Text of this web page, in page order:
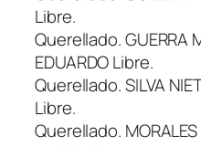
Libre.
Querellado. GUERRA
EDUARDO Libre.
Querellado. SILVA
Libre.
Querellado. MORALES